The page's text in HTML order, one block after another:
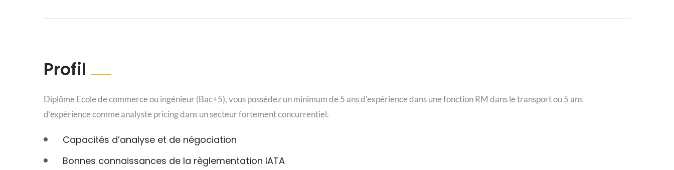
Profil
Diplôme Ecole de commerce ou ingénieur (Bac+5), vous possédez un minimum de 5 ans d’expérience dans une fonction RM dans le transport ou 5 ans
d’expérience comme analyste pricing dans un secteur fortement concurrentiel.
Capacités d’analyse et de négociation
Bonnes connaissances de la règlementation IATA